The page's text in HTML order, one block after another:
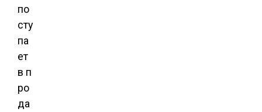
по
сту
па
ет
в п
ро
да